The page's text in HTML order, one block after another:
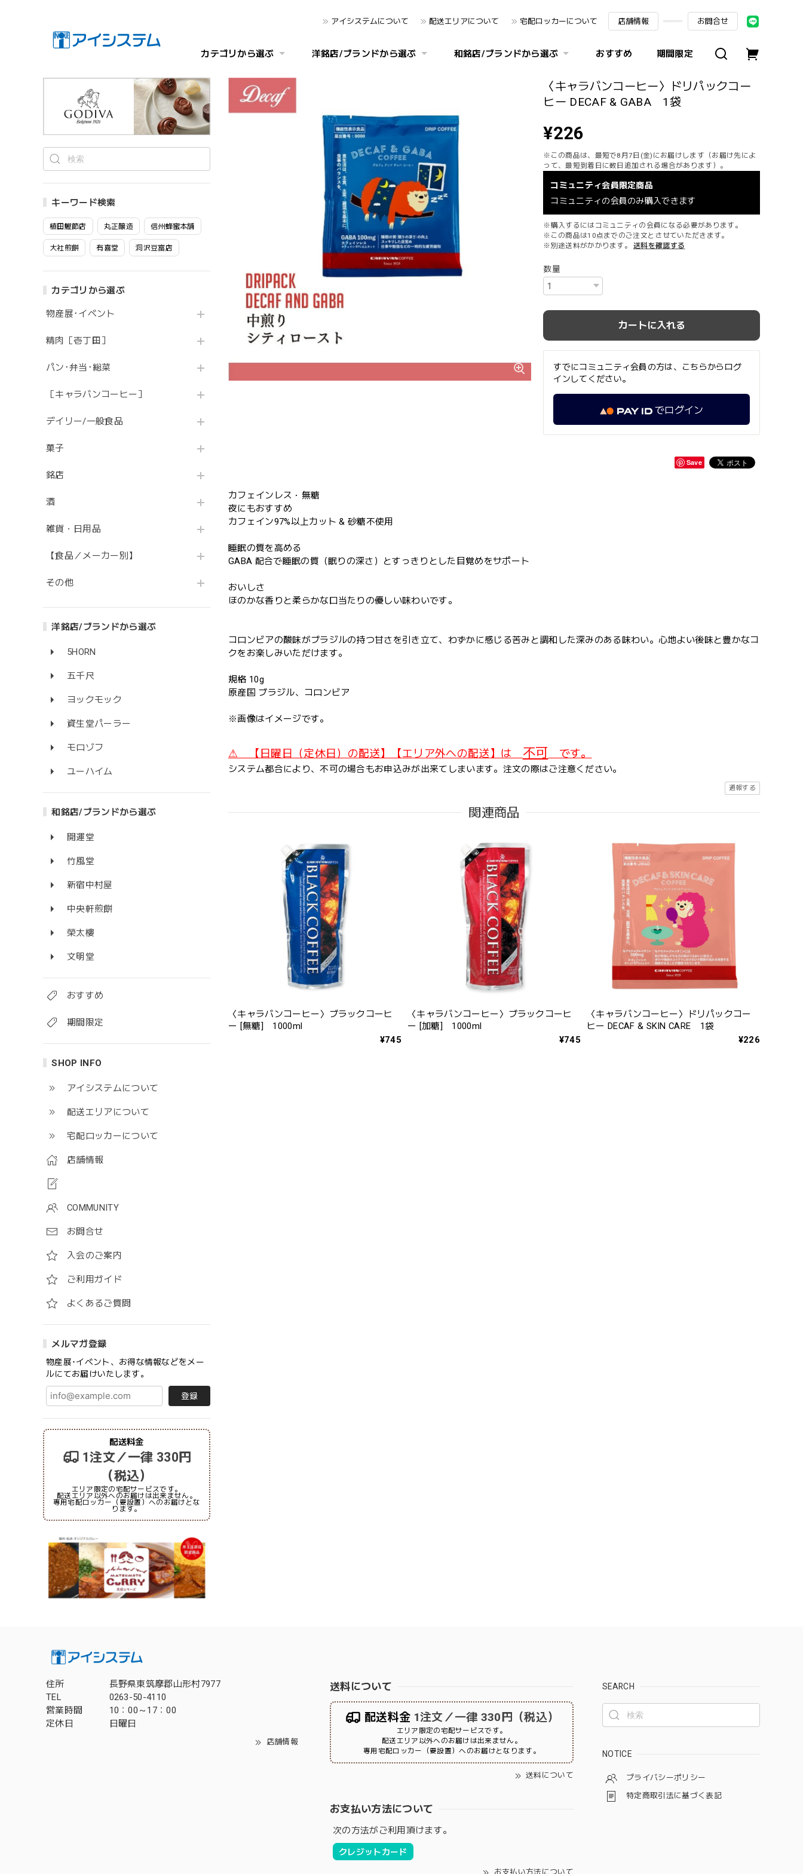
アイシステムについて 配送エリアについて 宅配ロッカーについて 店舗情報 お問合せ
カテゴリから選ぶ 洋銘店/ブランドから選ぶ 和銘店/ブランドから選ぶ おすすめ 期間限定
キーワード検索
植田鰹節店 丸正醸造 信州蜂蜜本舗
大社煎餅 有喜堂 洞沢豆富店
カテゴリから選ぶ
物産展･イベント
精肉［壱丁田］
パン･弁当･総菜
［キャラバンコーヒー］
デイリー/一般食品
菓子
銘店
酒
雑貨・日用品
【食品／メーカー別】
その他
洋銘店/ブランドから選ぶ
5HORN
五千尺
ヨックモック
資生堂パーラー
モロゾフ
ユーハイム
和銘店/ブランドから選ぶ
開運堂
竹風堂
新宿中村屋
中央軒煎餅
榮太樓
文明堂
おすすめ
期間限定
SHOP INFO
アイシステムについて
配送エリアについて
宅配ロッカーについて
店舗情報
COMMUNITY
お問合せ
入会のご案内
ご利用ガイド
よくあるご質問
メルマガ登録
物産展･イベント、お得な情報などをメー
ルにてお届けいたします。
登録
配送料金
1注文／一律 330円
（税込）
エリア限定の宅配サービスです。
配送エリア以外へのお届けは出来ません。
専用宅配ロッカー（要設置）へのお届けとな
ります。
〈キャラバンコーヒー〉ドリパックコー
ヒー DECAF & GABA 1袋
¥226
※この商品は、最短で8月7日(金)にお届けします（お届け先によ
って、最短到着日に数日追加される場合があります）。
コミュニティ会員限定商品
コミュニティの会員のみ購入できます
※購入するにはコミュニティの会員になる必要があります。
※この商品は10点までのご注文とさせていただきます。
※別途送料がかかります。
送料を確認する
数量
カートに入れる
すでにコミュニティ会員の方は、こちらからログ
インしてください。
でログイン
Save
カフェインレス・無糖
夜にもおすすめ
カフェイン97%以上カット & 砂糖不使用
睡眠の質を高める
GABA 配合で睡眠の質（眠りの深さ）とすっきりとした目覚めをサポート
おいしさ
ほのかな香りと柔らかな口当たりの優しい味わいです。
コロンビアの酸味がブラジルの持つ甘さを引き立て、わずかに感じる苦みと調和した深みのある味わい。心地よい後味と豊かなコ
クをお楽しみいただけます。
規格 10g
原産国 ブラジル、コロンビア
※画像はイメージです。
⚠ 【日曜日（定休日）の配送】【エリア外への配送】は 不可 です。
システム都合により、不可の場合もお申込みが出来てしまいます。注文の際はご注意ください。
通報する
関連商品
〈キャラバンコーヒー〉ブラックコーヒ
ー [無糖] 1000ml
¥745
〈キャラバンコーヒー〉ブラックコーヒ
ー [加糖] 1000ml
¥745
〈キャラバンコーヒー〉ドリパックコー
ヒー DECAF & SKIN CARE 1袋
¥226
住所
長野県東筑摩郡山形村7977
TEL
0263-50-4110
営業時間
10：00～17：00
定休日
日曜日
店舗情報
送料について
配送料金 1注文／一律 330円（税込）
エリア限定の宅配サービスです。
配送エリア以外へのお届けは出来ません。
専用宅配ロッカー（要設置）へのお届けとなります。
送料について
お支払い方法について
次の方法がご利用頂けます。
クレジットカード
お支払い方法について
SEARCH
NOTICE
プライバシーポリシー
特定商取引法に基づく表記